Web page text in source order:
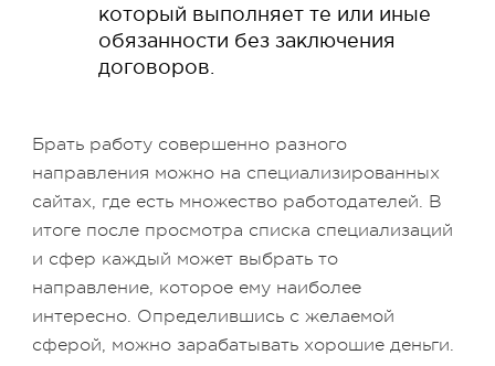
который выполняет те или иные
обязанности без заключения
договоров.
Брать работу совершенно разного
направления можно на специализированных
сайтах, где есть множество работодателей. В
итоге после просмотра списка специализаций
и сфер каждый может выбрать то
направление, которое ему наиболее
интересно. Определившись с желаемой
сферой, можно зарабатывать хорошие деньги.